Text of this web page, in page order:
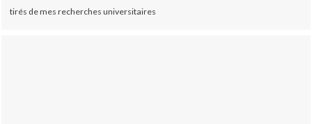
tirés de mes recherches universitaires